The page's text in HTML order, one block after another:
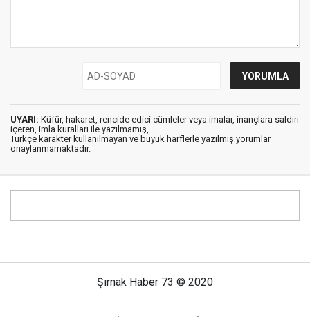
UYARI: Küfür, hakaret, rencide edici cümleler veya imalar, inançlara saldırı
içeren, imla kuralları ile yazılmamış,
Türkçe karakter kullanılmayan ve büyük harflerle yazılmış yorumlar
onaylanmamaktadır.
Şırnak Haber 73 © 2020